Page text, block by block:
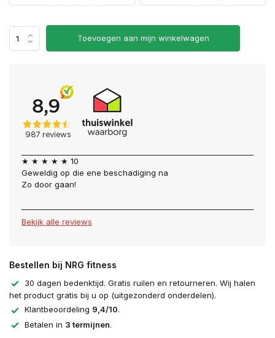
Toevoegen aan mijn winkelwagen
★ ★ ★ ★ ★ 10
Geweldig op die ene beschadiging na
Zo door gaan!
Bekijk alle reviews
Bestellen bij NRG fitness
30 dagen bedenktijd. Gratis ruilen en retourneren. Wij halen
het product gratis bij u op (uitgezonderd onderdelen).
Klantbeoordeling 9,4/10.
Betalen in 3 termijnen.